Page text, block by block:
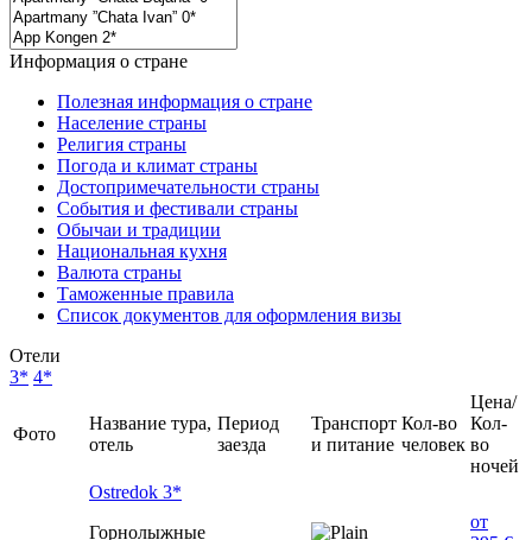
Информация о стране
Полезная информация о стране
Население страны
Религия страны
Погода и климат страны
Достопримечательности страны
События и фестивали страны
Обычаи и традиции
Национальная кухня
Валюта страны
Таможенные правила
Список документов для оформления визы
Отели
3* 4*
Фото
Название тура,
отель
Период
заезда
Транспорт
и питание
Кол-во
человек
Цена/
Кол-
во
ночей
Ostredok 3*
Горнолыжные
от